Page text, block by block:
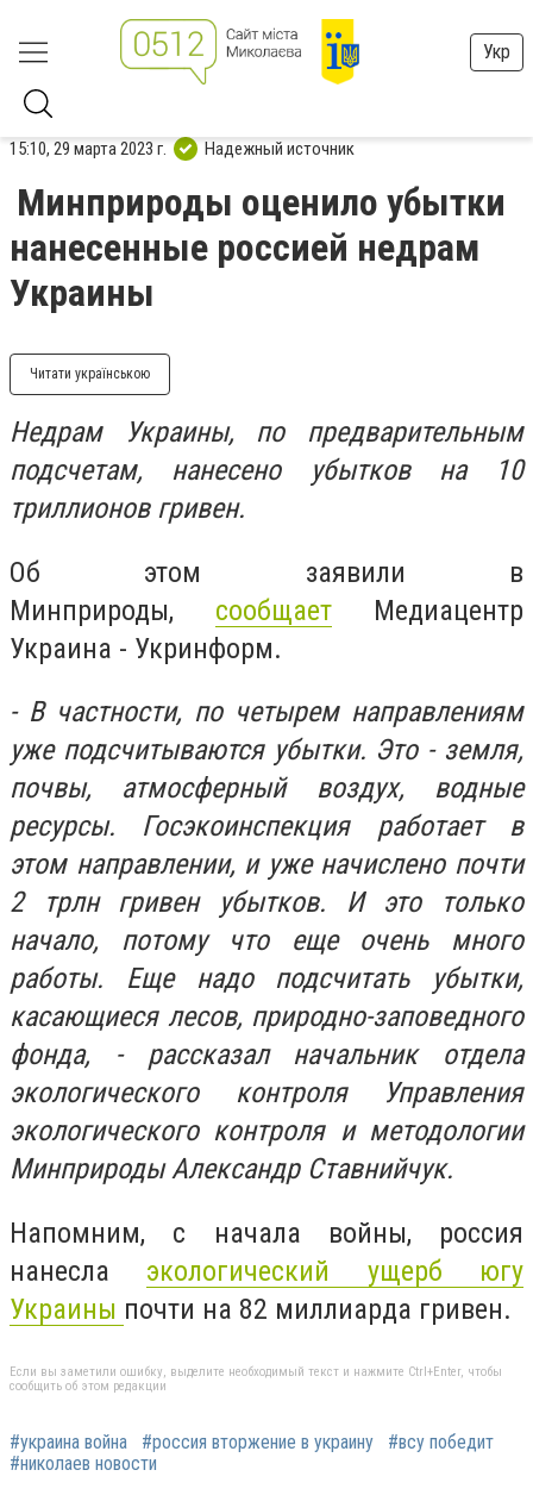
Укр
15:10, 29 марта 2023 г. Надежный источник
Минприроды оценило убытки
нанесенные россией недрам
Украины
Читати українською
Недрам Украины, по предварительным
подсчетам, нанесено убытков на 10
триллионов гривен.
Об этом заявили в
Минприроды, сообщает Медиацентр
Украина - Укринформ.
- В частности, по четырем направлениям
уже подсчитываются убытки. Это - земля,
почвы, атмосферный воздух, водные
ресурсы. Госэкоинспекция работает в
этом направлении, и уже начислено почти
2 трлн гривен убытков. И это только
начало, потому что еще очень много
работы. Еще надо подсчитать убытки,
касающиеся лесов, природно-заповедного
фонда, - рассказал начальник отдела
экологического контроля Управления
экологического контроля и методологии
Минприроды Александр Ставнийчук.
Напомним, с начала войны, россия
нанесла экологический ущерб югу
Украины почти на 82 миллиарда гривен.
Если вы заметили ошибку, выделите необходимый текст и нажмите Ctrl+Enter, чтобы
сообщить об этом редакции
#украина война #россия вторжение в украину
#всу победит
#николаев новости